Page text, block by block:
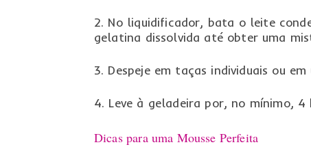
2. No liquidificador, bata o leite
gelatina dissolvida até obter uma
3. Despeje em taças individuais ou
4. Leve à geladeira por, no mínimo, 4
Dicas para uma Mousse Perfeita